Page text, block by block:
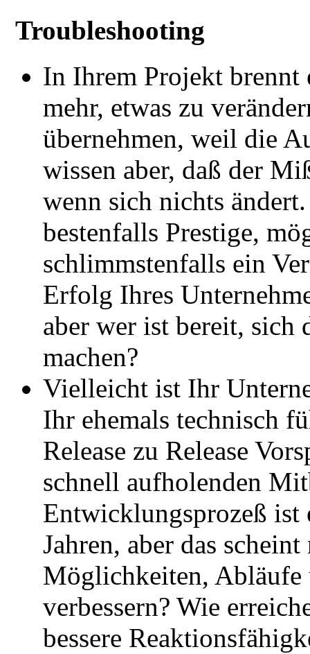
Troubleshooting
In Ihrem Projekt brennt
mehr, etwas zu
übernehmen, weil die
wissen aber, daß der
wenn sich nichts
bestenfalls Prestige,
schlimmstenfalls ein
Erfolg Ihres
aber wer ist bereit, sich
machen?
Vielleicht ist Ihr
Ihr ehemals technisch
Release zu Release
schnell aufholenden
Entwicklungsprozeß
Jahren, aber das
Möglichkeiten, Abläufe
verbessern? Wie
bessere